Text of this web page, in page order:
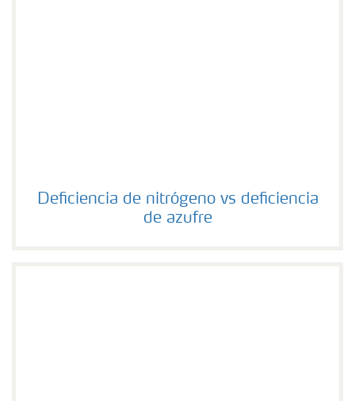
Deficiencia de nitrógeno vs deficiencia de azufre
Deficiencia de nitrógeno vs deficiencia
de azufre